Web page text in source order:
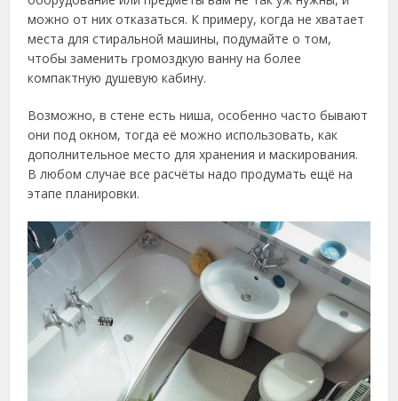
можно от них отказаться. К примеру, когда не хватает
места для стиральной машины, подумайте о том,
чтобы заменить громоздкую ванну на более
компактную душевую кабину.
Возможно, в стене есть ниша, особенно часто бывают
они под окном, тогда её можно использовать, как
дополнительное место для хранения и маскирования.
В любом случае все расчёты надо продумать ещё на
этапе планировки.